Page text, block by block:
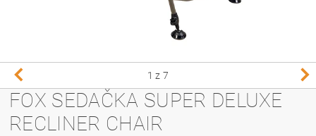
1 z 7
FOX SEDAČKA SUPER DELUXE
RECLINER CHAIR